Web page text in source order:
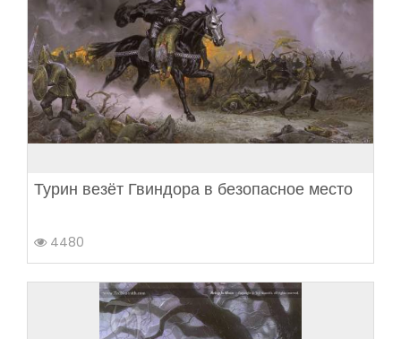
Турин везёт Гвиндора в безопасное место
4480